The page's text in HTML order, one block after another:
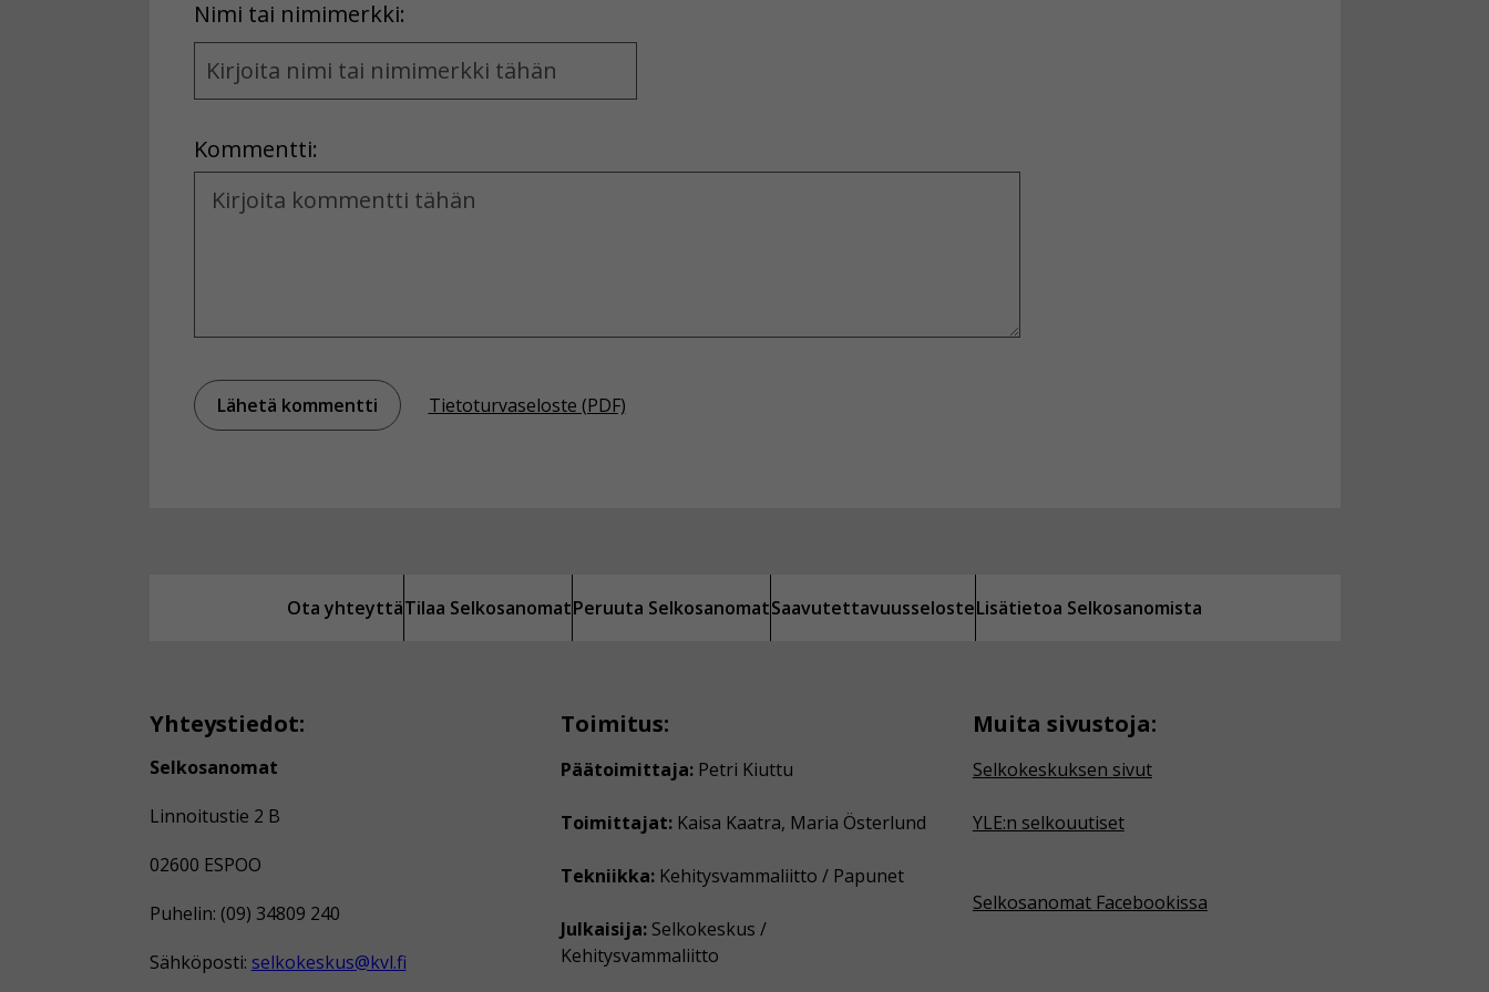
Nimi tai nimimerkki:
Name
and
Kommentti:
Kommentti
Tietoturvaseloste (PDF)
Ota yhteyttäTilaa SelkosanomatPeruuta SelkosanomatSaavutettavuusselosteLisätietoa Selkosanomista
Yhteystiedot:
Selkosanomat
Linnoitustie 2 B
02600 ESPOO
Puhelin: (09) 34809 240
Sähköposti: selkokeskus@kvl.fi
Toimitus:
Päätoimittaja: Petri Kiuttu
Toimittajat: Kaisa Kaatra, Maria Österlund
Tekniikka: Kehitysvammaliitto / Papunet
Julkaisija: Selkokeskus /
Kehitysvammaliitto
Muita sivustoja:
Selkokeskuksen sivut
YLE:n selkouutiset
Selkosanomat Facebookissa